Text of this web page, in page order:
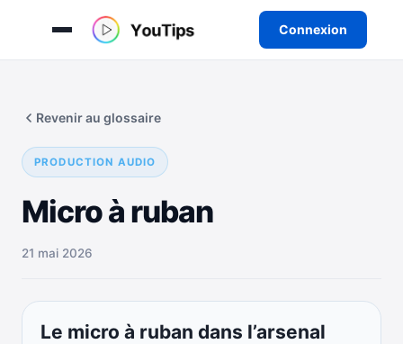
Connexion
contenu
PRODUCTION AUDIO
Micro à ruban
Revenir au glossaire
21 mai 2026
Le micro à ruban dans l’arsenal